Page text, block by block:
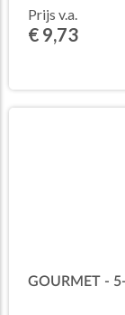
Prijs v.a.
€ 9,73
GOURMET -